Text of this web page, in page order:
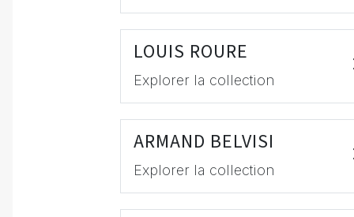
LOUIS ROURE
Explorer la collection
ARMAND BELVISI
Explorer la collection